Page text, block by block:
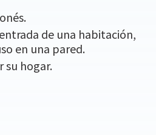
de una habitación,
en una pared.
su hogar.